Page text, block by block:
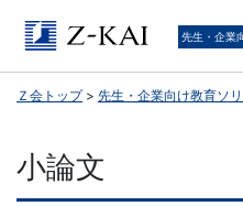
Ｚ
会
式
先生・企業
Ｚ会トップ> 先生・企業向け教育ソ
小論文